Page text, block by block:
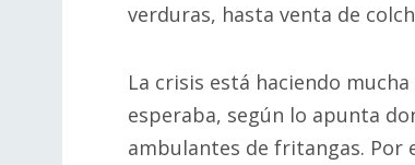
verduras, hasta venta de
La crisis está haciendo
esperaba, según lo apunta
ambulantes de fritangas. Por